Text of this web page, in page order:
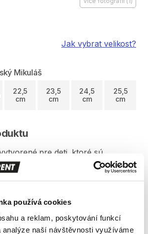
používá cookies
a reklam, poskytování funkcí
analýze naší návštěvnosti využíváme
Jak vybrat velikost?
Mikuláš
22,5
cm
23,5
cm
24,5
cm
25,5
cm
pre deti​,​ ktoré sú
lyžiari.
poskytujú
mladých lyžiarov
klipsne zaisťujú vynikajúce
prenos energie.